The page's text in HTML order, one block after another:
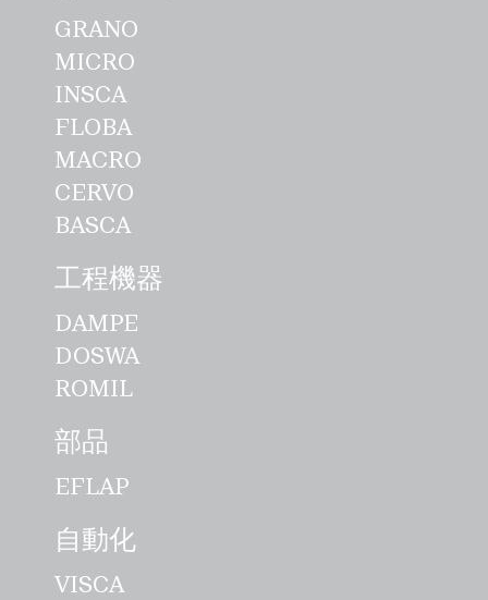
GRANO
MICRO
INSCA
FLOBA
MACRO
CERVO
BASCA
工程機器
DAMPE
DOSWA
ROMIL
部品
EFLAP
自動化
VISCA